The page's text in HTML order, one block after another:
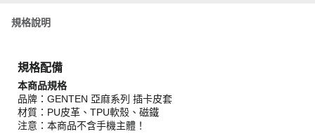
規格說明
規格配備
本商品規格
品牌：GENTEN 亞麻系列 插卡皮套
材質：PU皮革、TPU軟殼、磁鐵
注意：本商品不含手機主體！